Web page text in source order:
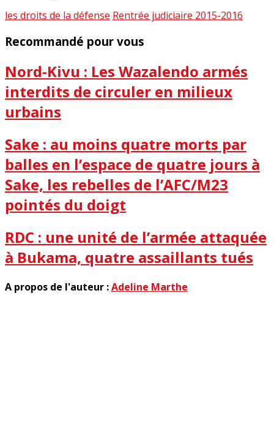
les droits de la défense Rentrée judiciaire 2015-2016
Recommandé pour vous
Nord-Kivu : Les Wazalendo armés
interdits de circuler en milieux
urbains
Sake : au moins quatre morts par
balles en l’espace de quatre jours à
Sake, les rebelles de l’AFC/M23
pointés du doigt
RDC : une unité de l’armée attaquée
à Bukama, quatre assaillants tués
A propos de l'auteur :Adeline Marthe